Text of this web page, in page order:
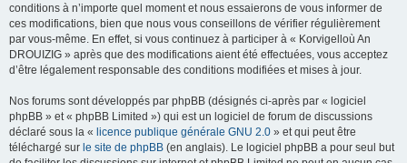
conditions à n’importe quel moment et nous essaierons de vous informer de
ces modifications, bien que nous vous conseillons de vérifier régulièrement
par vous-même. En effet, si vous continuez à participer à « Korvigelloù An
DROUIZIG » après que des modifications aient été effectuées, vous acceptez
d’être légalement responsable des conditions modifiées et mises à jour.
Nos forums sont développés par phpBB (désignés ci-après par « logiciel
phpBB » et « phpBB Limited ») qui est un logiciel de forum de discussions
déclaré sous la « licence publique générale GNU 2.0 » et qui peut être
téléchargé sur le site de phpBB (en anglais). Le logiciel phpBB a pour seul but